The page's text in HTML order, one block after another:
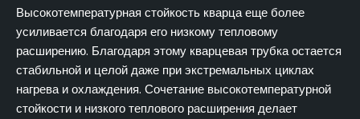
Высокотемпературная стойкость кварца еще более
усиливается благодаря его низкому тепловому
расширению. Благодаря этому кварцевая трубка остается
стабильной и целой даже при экстремальных циклах
нагрева и охлаждения. Сочетание высокотемпературной
стойкости и низкого теплового расширения делает